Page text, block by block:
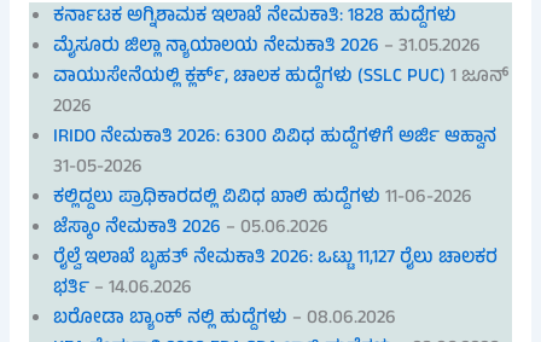
ಕರ್ನಾಟಕ ಅಗ್ನಿಶಾಮಕ ಇಲಾಖೆ ನೇಮಕಾತಿ: 1828 ಹುದ್ದೆಗಳು
ಮೈಸೂರು ಜಿಲ್ಲಾ ನ್ಯಾಯಾಲಯ ನೇಮಕಾತಿ 2026 – 31.05.2026
ವಾಯುಸೇನೆಯಲ್ಲಿ ಕ್ಲರ್ಕ್, ಚಾಲಕ ಹುದ್ದೆಗಳು (SSLC PUC)1 ಜೂನ್
2026
IRIDO ನೇಮಕಾತಿ 2026: 6300 ವಿವಿಧ ಹುದ್ದೆಗಳಿಗೆ ಅರ್ಜಿ ಆಹ್ವಾನ
31-05-2026
ಕಲ್ಲಿದ್ದಲು ಪ್ರಾಧಿಕಾರದಲ್ಲಿ ವಿವಿಧ ಖಾಲಿ ಹುದ್ದೆಗಳು11-06-2026
ಜೆಸ್ಕಾಂ ನೇಮಕಾತಿ 2026 – 05.06.2026
ರೈಲ್ವೆ ಇಲಾಖೆ ಬೃಹತ್ ನೇಮಕಾತಿ 2026: ಒಟ್ಟು 11,127 ರೈಲು ಚಾಲಕರ
ಭರ್ತಿ– 14.06.2026
ಬರೋಡಾ ಬ್ಯಾಂಕ್ ನಲ್ಲಿ ಹುದ್ದೆಗಳು – 08.06.2026